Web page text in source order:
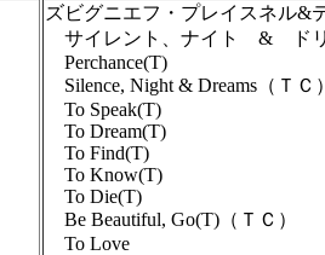
ズビグニエフ・プレイスネル&
サイレント、ナイト & ド
Perchance(T)
Silence, Night & Dreams（ＴＣ）
To Speak(T)
To Dream(T)
To Find(T)
To Know(T)
To Die(T)
Be Beautiful, Go(T)（ＴＣ）
To Love